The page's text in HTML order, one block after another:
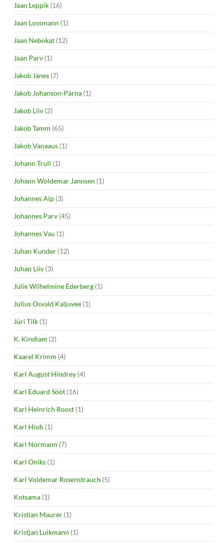
Jaan Leppik (16)
Jaan Lossmann (1)
Jaan Nebokat (12)
Jaan Parv (1)
Jakob Jänes (7)
Jakob Johanson-Pärna (1)
Jakob Liiv (2)
Jakob Tamm (65)
Jakob Vanaaus (1)
Johann Trull (1)
Johann Woldemar Jannsen (1)
Johannes Alp (3)
Johannes Parv (45)
Johannes Vau (1)
Juhan Kunder (12)
Juhan Liiv (3)
Julie Wilhelmine Ederberg (1)
Julius Osvald Kaljuvee (1)
Jüri Tilk (1)
K. Kindlam (2)
Kaarel Krimm (4)
Karl August Hindrey (4)
Karl Eduard Sööt (16)
Karl Heinrich Roost (1)
Karl Hiob (1)
Karl Normann (7)
Karl Oniks (1)
Karl Voldemar Rosenstrauch (5)
Kotsama (1)
Kristian Maurer (1)
Kristjan Luikmann (1)